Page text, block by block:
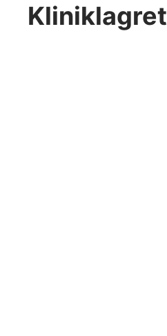
Kliniklagret